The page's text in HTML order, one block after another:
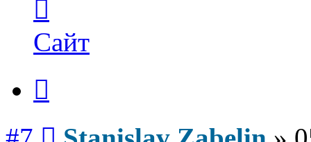
пользователя
Stanislav
Zabelin
Сайт